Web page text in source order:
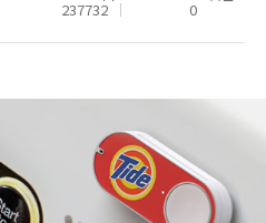
237732 0